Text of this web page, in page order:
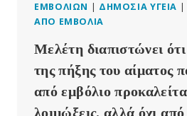
ΕΜΒΟΛΊΩΝ | ΔΗΜΌΣΙΑ ΥΓΕΊΑ |
ΑΠΌ ΕΜΒΌΛΙΑ
Μελέτη διαπιστώνει
της πήξης του αίματος
από εμβόλιο
λοιμώξεις, αλλά όχι